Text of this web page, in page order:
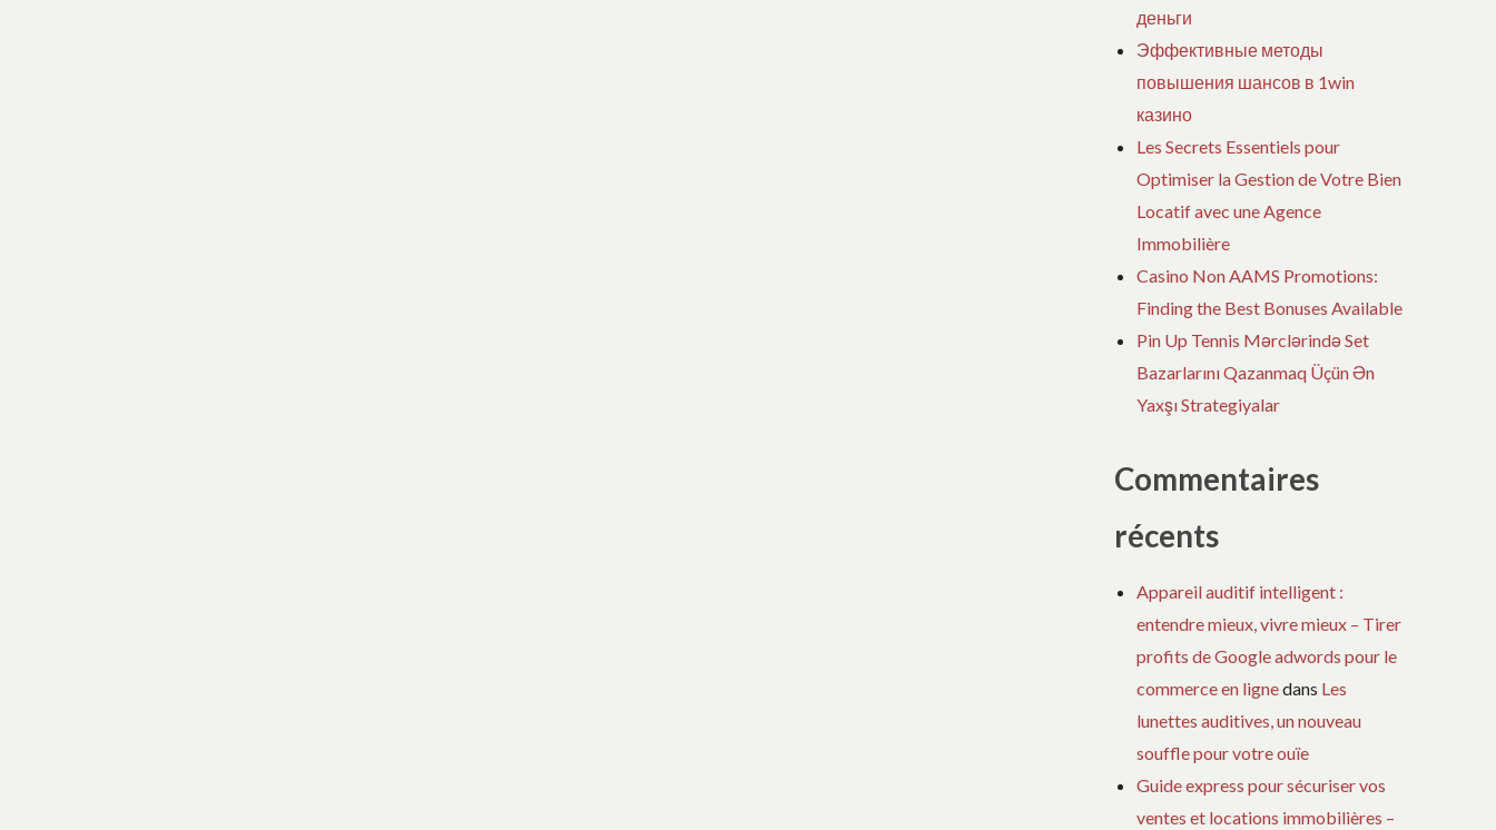
деньги
Эффективные методы
повышения шансов в 1win
казино
Les Secrets Essentiels pour
Optimiser la Gestion de Votre Bien
Locatif avec une Agence
Immobilière
Casino Non AAMS Promotions:
Finding the Best Bonuses Available
Pin Up Tennis Mərclərində Set
Bazarlarını Qazanmaq Üçün Ən
Yaxşı Strategiyalar
Commentaires
récents
Appareil auditif intelligent :
entendre mieux, vivre mieux – Tirer
profits de Google adwords pour le
commerce en lignedans Les
lunettes auditives, un nouveau
souffle pour votre ouïe
Guide express pour sécuriser vos
ventes et locations immobilières –